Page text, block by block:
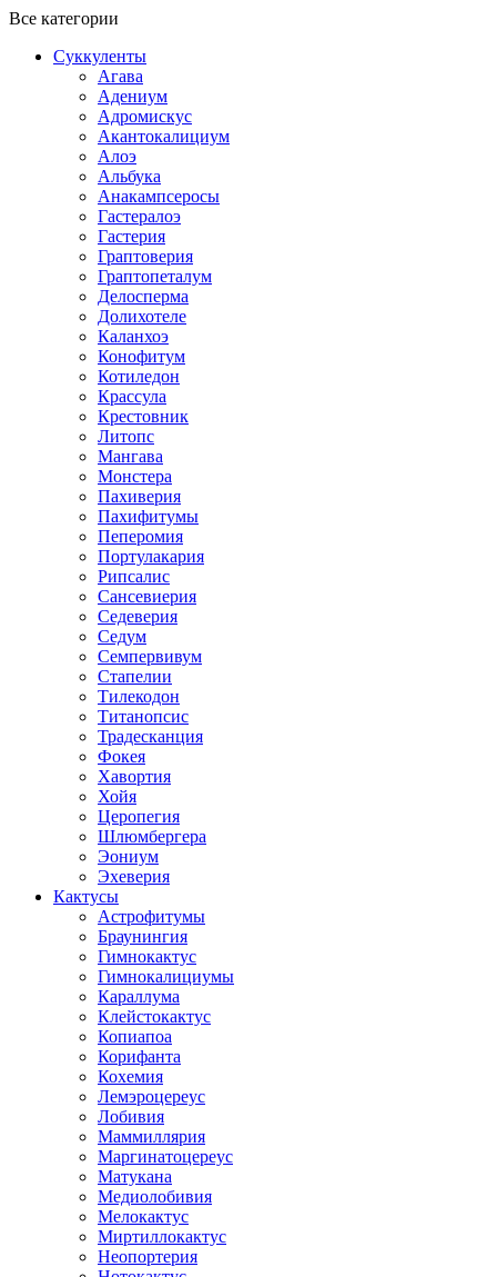
Все категории
Суккуленты
Агава
Адениум
Адромискус
Акантокалициум
Алоэ
Альбука
Анакампсеросы
Гастералоэ
Гастерия
Граптоверия
Граптопеталум
Делосперма
Долихотеле
Каланхоэ
Конофитум
Котиледон
Крассула
Крестовник
Литопс
Мангава
Монстера
Пахиверия
Пахифитумы
Пеперомия
Портулакария
Рипсалис
Сансевиерия
Седеверия
Седум
Семпервивум
Стапелии
Тилекодон
Титанопсис
Традесканция
Фокея
Хавортия
Хойя
Церопегия
Шлюмбергера
Эониум
Эхеверия
Кактусы
Астрофитумы
Браунингия
Гимнокактус
Гимнокалициумы
Караллума
Клейстокактус
Копиапоа
Корифанта
Кохемия
Лемэроцереус
Лобивия
Маммиллярия
Маргинатоцереус
Матукана
Медиолобивия
Мелокактус
Миртиллокактус
Неопортерия